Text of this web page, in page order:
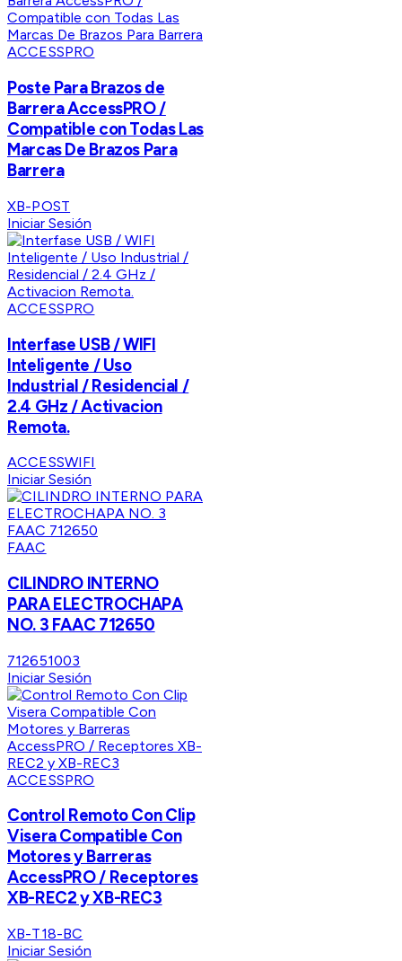
ACCESSPRO
Poste Para Brazos de
Barrera AccessPRO /
Compatible con Todas Las
Marcas De Brazos Para
Barrera
XB-POST
Iniciar Sesión
ACCESSPRO
Interfase USB / WIFI
Inteligente / Uso
Industrial / Residencial /
2.4 GHz / Activacion
Remota.
ACCESSWIFI
Iniciar Sesión
FAAC
CILINDRO INTERNO
PARA ELECTROCHAPA
NO. 3 FAAC 712650
712651003
Iniciar Sesión
ACCESSPRO
Control Remoto Con Clip
Visera Compatible Con
Motores y Barreras
AccessPRO / Receptores
XB-REC2 y XB-REC3
XB-T18-BC
Iniciar Sesión